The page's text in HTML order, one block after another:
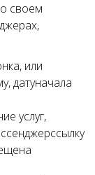
своем
или
датуначала
услуг,